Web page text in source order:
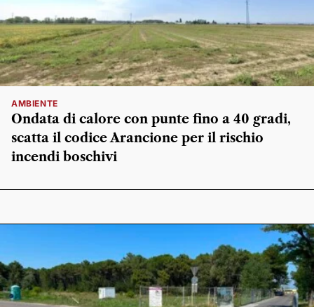
AMBIENTE
Ondata di calore con punte fino a 40 gradi,
scatta il codice Arancione per il rischio
incendi boschivi